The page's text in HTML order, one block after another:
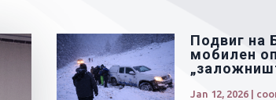
Подвиг на
мобилен
Jan 12, 2026 |